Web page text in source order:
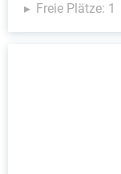
Freie Plätze: 1